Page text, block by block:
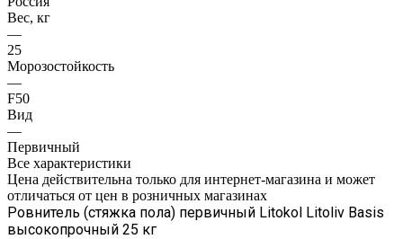
Вес, кг
—
25
Морозостойкость
—
F50
Вид
—
Первичный
Все характеристики
Цена действительна только для интернет-магазина и может
отличаться от цен в розничных магазинах
Ровнитель (стяжка пола) первичный Litokol Litoliv Basis
высокопрочный 25 кг